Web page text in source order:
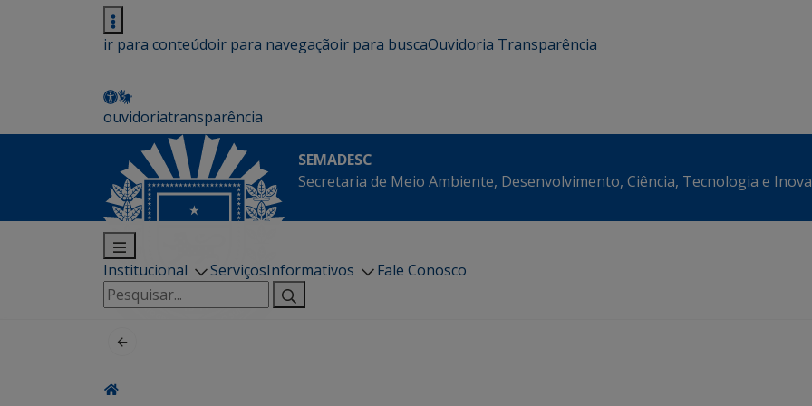
ir para conteúdoir para navegaçãoir para buscaOuvidoria Transparência
ouvidoriatransparência
SEMADESC
Secretaria de Meio Ambiente, Desenvolvimento, Ciência, Tecnologia e
Institucional ServiçosInformativos
Fale Conosco
Pesquisar
por: